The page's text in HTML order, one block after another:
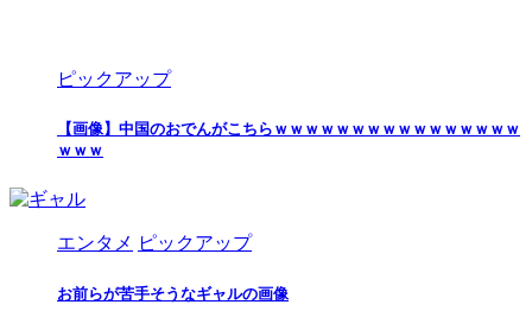
ピックアップ
【画像】中国のおでんがこちらｗｗｗｗｗｗｗｗｗｗｗｗｗｗｗｗ
ｗｗｗ
エンタメ ピックアップ
お前らが苦手そうなギャルの画像